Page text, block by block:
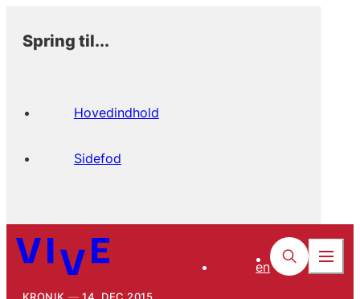
Spring til...
Hovedindhold
Sidefod
en
KRONIK 14. DEC 2015